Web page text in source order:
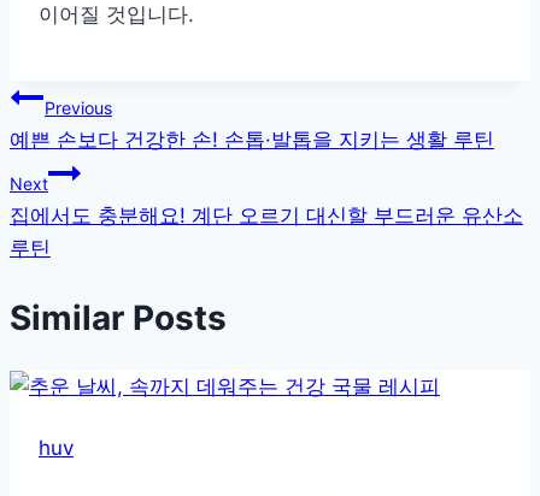
이어질 것입니다.
글
탐
색
Previous
예쁜 손보다 건강한 손! 손톱·발톱을 지키는 생활 루틴
Next
집에서도 충분해요! 계단 오르기 대신할 부드러운 유산소
루틴
Similar Posts
huv